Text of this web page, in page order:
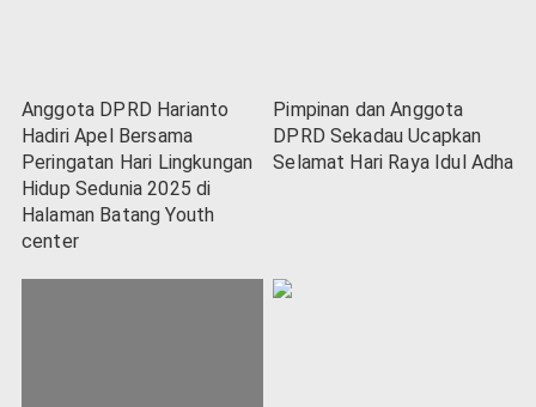
Anggota DPRD Harianto
Hadiri Apel Bersama
Peringatan Hari Lingkungan
Hidup Sedunia 2025 di
Halaman Batang Youth
center
Pimpinan dan Anggota
DPRD Sekadau Ucapkan
Selamat Hari Raya Idul Adha